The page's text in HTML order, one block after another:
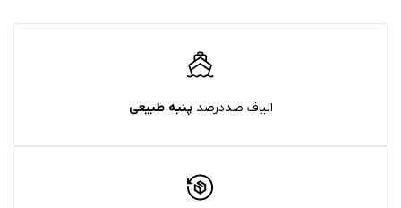
الیاف صددرصدپنبه‌ طبیعی